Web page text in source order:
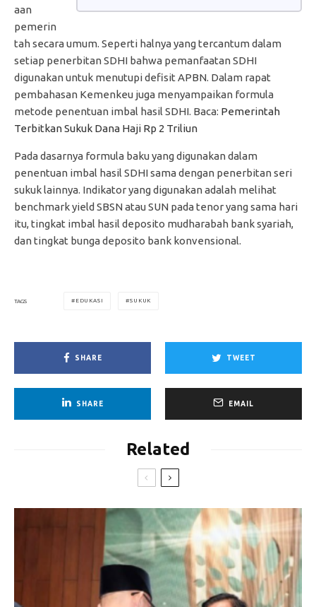
aan
pemerin
tah secara umum. Seperti halnya yang tercantum dalam
setiap penerbitan SDHI bahwa pemanfaatan SDHI
digunakan untuk menutupi defisit APBN. Dalam rapat
pembahasan Kemenkeu juga menyampaikan formula
metode penentuan imbal hasil SDHI. Baca: Pemerintah
Terbitkan Sukuk Dana Haji Rp 2 Triliun
Pada dasarnya formula baku yang digunakan dalam
penentuan imbal hasil SDHI sama dengan penerbitan seri
sukuk lainnya. Indikator yang digunakan adalah melihat
benchmark yield SBSN atau SUN pada tenor yang sama hari
itu, tingkat imbal hasil deposito mudharabah bank syariah,
dan tingkat bunga deposito bank konvensional.
TAGS EDUKASI SUKUK
SHARE TWEET
SHARE EMAIL
Related